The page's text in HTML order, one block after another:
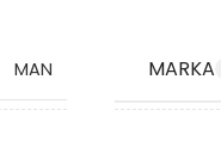
MAN
MARKA